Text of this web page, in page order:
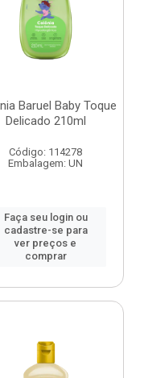
Baruel Baby Toque
Delicado 210ml
Código: 114278
Embalagem: UN
Faça seu login ou
cadastre-se para
ver preços e
comprar